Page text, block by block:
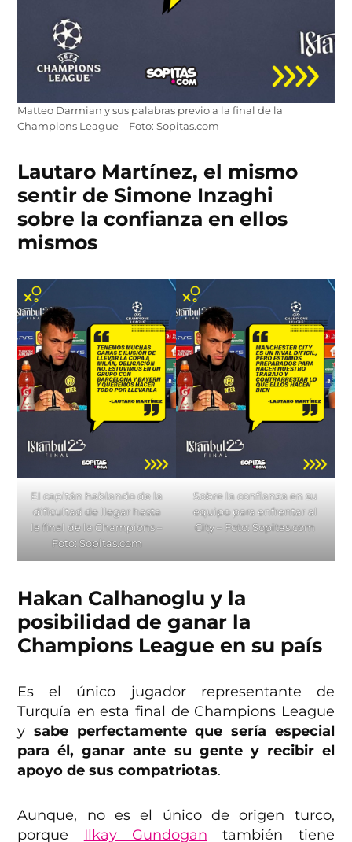
Matteo Darmian y sus palabras previo a la final de la
Champions League – Foto: Sopitas.com
Lautaro Martínez, el mismo
sentir de Simone Inzaghi
sobre la confianza en ellos
mismos
El capitán hablando de la
dificultad de llegar hasta
la final de la Champions –
Foto: Sopitas.com
Sobre la confianza en su
equipo para enfrentar al
City – Foto: Sopitas.com
Hakan Calhanoglu y la
posibilidad de ganar la
Champions League en su país
Es el único jugador representante de
Turquía en esta final de Champions League
ysabe perfectamente que sería especial
para él, ganar ante su gente y recibir el
apoyo de sus compatriotas.
Aunque, no es el único de origen turco,
porque
Ilkay Gundogan también tiene